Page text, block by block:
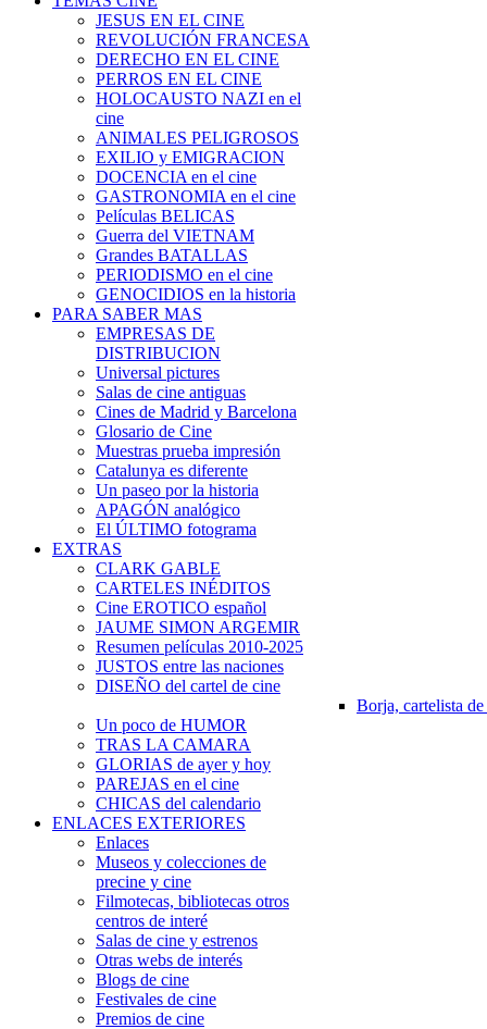
JESUS EN EL CINE
REVOLUCIÓN FRANCESA
DERECHO EN EL CINE
PERROS EN EL CINE
HOLOCAUSTO NAZI en el
cine
ANIMALES PELIGROSOS
EXILIO y EMIGRACION
DOCENCIA en el cine
GASTRONOMIA en el cine
Películas BELICAS
Guerra del VIETNAM
Grandes BATALLAS
PERIODISMO en el cine
GENOCIDIOS en la historia
PARA SABER MAS
EMPRESAS DE
DISTRIBUCION
Universal pictures
Salas de cine antiguas
Cines de Madrid y Barcelona
Glosario de Cine
Muestras prueba impresión
Catalunya es diferente
Un paseo por la historia
APAGÓN analógico
El ÚLTIMO fotograma
EXTRAS
CLARK GABLE
CARTELES INÉDITOS
Cine EROTICO español
JAUME SIMON ARGEMIR
Resumen películas 2010-2025
JUSTOS entre las naciones
DISEÑO del cartel de cine
Borja, cartelista
Un poco de HUMOR
TRAS LA CAMARA
GLORIAS de ayer y hoy
PAREJAS en el cine
CHICAS del calendario
ENLACES EXTERIORES
Enlaces
Museos y colecciones de
precine y cine
Filmotecas, bibliotecas otros
centros de interé
Salas de cine y estrenos
Otras webs de interés
Blogs de cine
Festivales de cine
Premios de cine